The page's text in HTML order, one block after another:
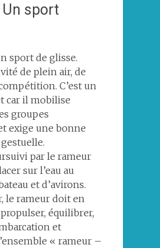
Un sport
sport de glisse.
de plein air, de
C’est un
car il mobilise
groupes
exige une bonne
par le rameur
sur l’eau au
et d’avirons.
le rameur doit en
équilibrer,
et
« rameur –